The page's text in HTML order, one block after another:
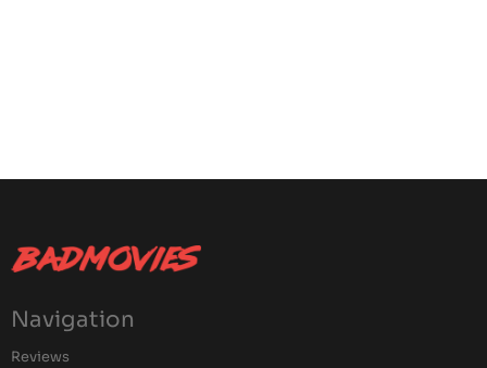
Navigation
Reviews